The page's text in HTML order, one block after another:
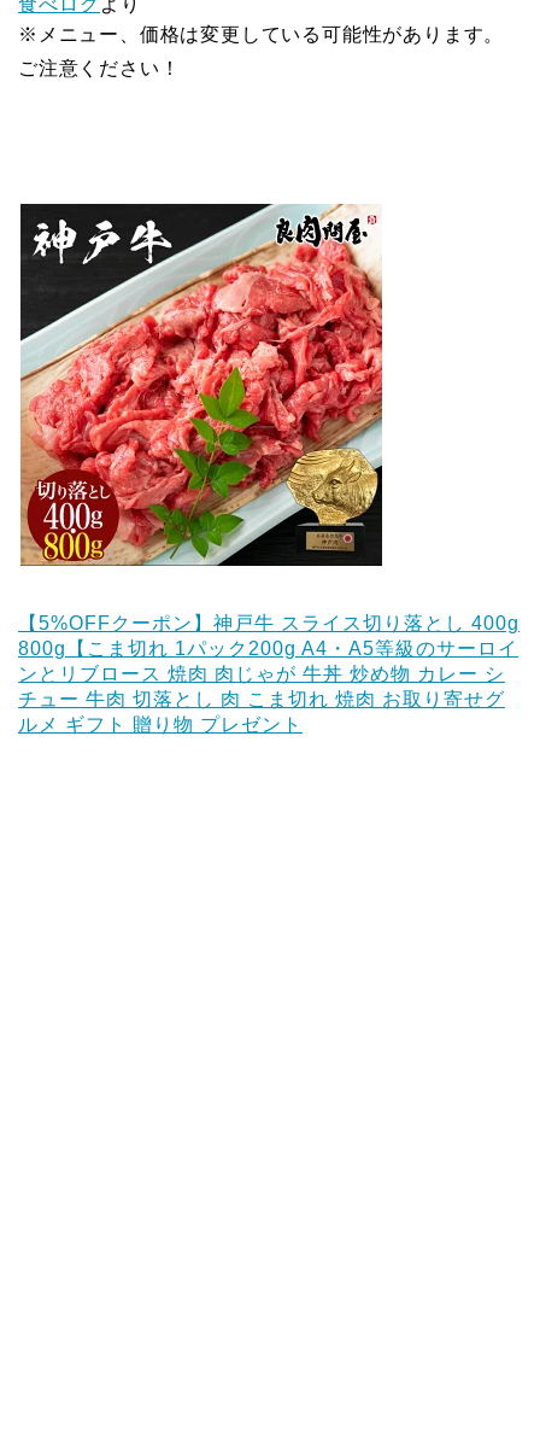
※メニュー、価格は変更している可能性があります。
ご注意ください！
【5%OFFクーポン】神戸牛 スライス切り落とし 400g
800g【こま切れ 1パック200g A4・A5等級のサーロイ
ンとリブロース 焼肉 肉じゃが 牛丼 炒め物 カレー シ
チュー 牛肉 切落とし 肉 こま切れ 焼肉 お取り寄せグ
ルメ ギフト 贈り物 プレゼント